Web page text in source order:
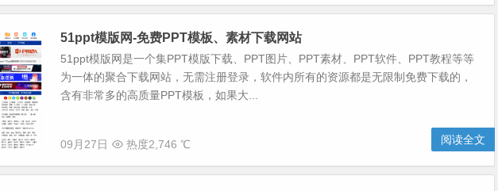
51ppt模版网-免费PPT模板、素材下载网站
51ppt模版网是一个集PPT模版下载、PPT图片、PPT素材、PPT软件、PPT教程等等
为一体的聚合下载网站，无需注册登录，软件内所有的资源都是无限制免费下载的，
含有非常多的高质量PPT模板，如果大...
09月27日 热度2,746 ℃ 阅读全文